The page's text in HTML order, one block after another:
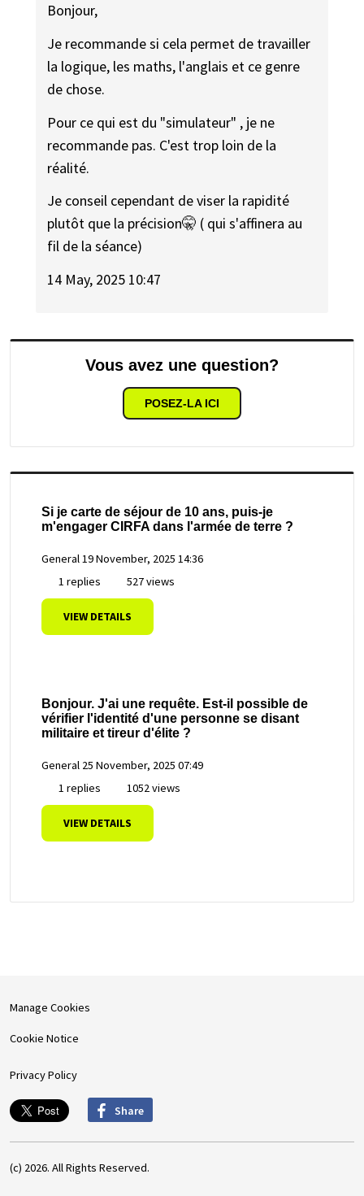
Bonjour,
Je recommande si cela permet de travailler
la logique, les maths, l'anglais et ce genre
de chose.
Pour ce qui est du "simulateur" , je ne
recommande pas. C'est trop loin de la
réalité.
Je conseil cependant de viser la rapidité
plutôt que la précision🤫 ( qui s'affinera au
fil de la séance)
14 May, 2025 10:47
Vous avez une question?
POSEZ-LA ICI
Si je carte de séjour de 10 ans, puis-je
m'engager CIRFA dans l'armée de terre ?
General19 November, 2025 14:36
1 replies
527 views
VIEW DETAILS
Bonjour. J'ai une requête. Est-il possible de
vérifier l'identité d'une personne se disant
militaire et tireur d'élite ?
General 25 November, 2025 07:49
1 replies
1052 views
VIEW DETAILS
Manage Cookies
Cookie Notice
Privacy Policy
Share
(c) 2026. All Rights Reserved.